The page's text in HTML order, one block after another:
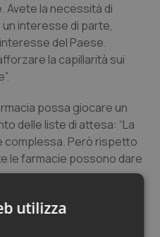
Testa Collo
Avete la necessità di
interesse di parte,
del Paese.
la capillarità sui
possa giocare un
delle liste di attesa: “La
complessa. Però rispetto
le farmacie possono dare
farmacie sempre più
presidente della Fofi
utilizza